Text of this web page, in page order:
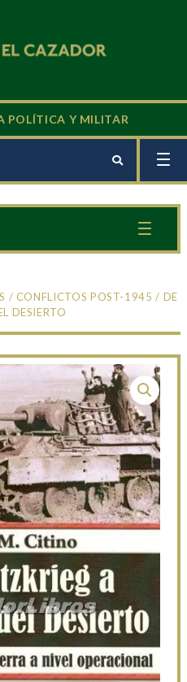
POLÍTICA Y MILITAR
/ CONFLICTOS POST-1945 / DE
DESIERTO